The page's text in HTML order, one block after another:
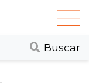
Buscar